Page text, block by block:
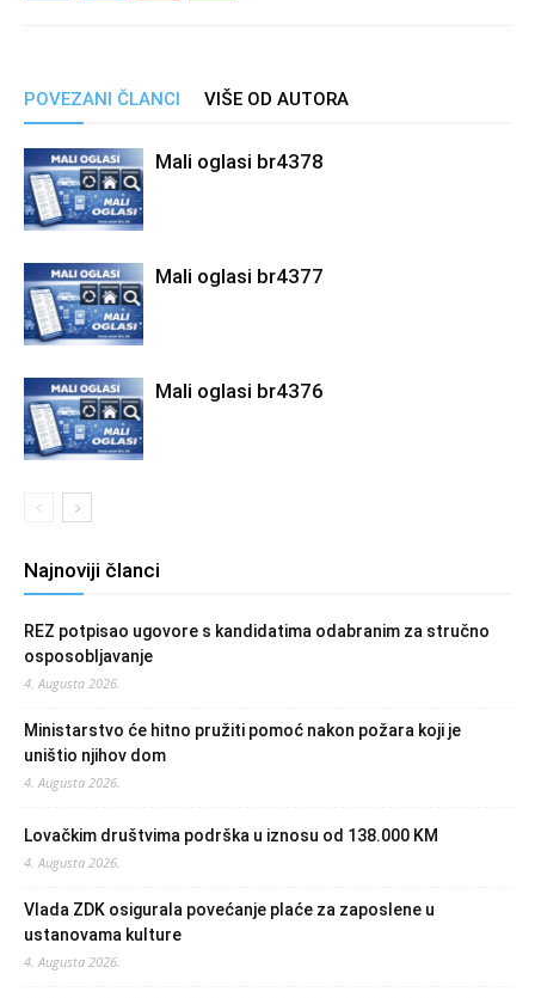
POVEZANI ČLANCI VIŠE OD AUTORA
Mali oglasi br4378
Mali oglasi br4377
Mali oglasi br4376
Najnoviji članci
REZ potpisao ugovore s kandidatima odabranim za stručno
osposobljavanje
4. Augusta 2026.
Ministarstvo će hitno pružiti pomoć nakon požara koji je
uništio njihov dom
4. Augusta 2026.
Lovačkim društvima podrška u iznosu od 138.000 KM
4. Augusta 2026.
Vlada ZDK osigurala povećanje plaće za zaposlene u
ustanovama kulture
4. Augusta 2026.